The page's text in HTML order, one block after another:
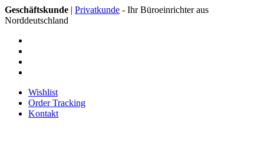
Geschäftskunde | Privatkunde - Ihr Büroeinrichter aus
Norddeutschland
Wishlist
Order Tracking
Kontakt